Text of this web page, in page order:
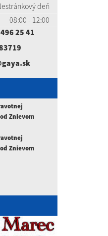
deň
08:00 - 12:00
25 41
Znievom
Znievom